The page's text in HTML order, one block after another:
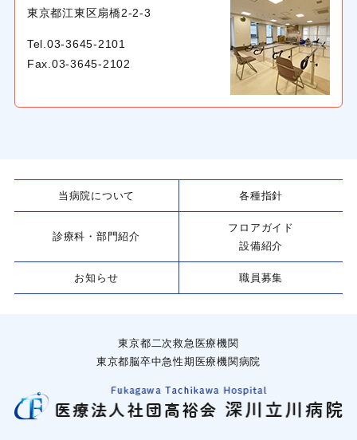
東京都江東区扇橋2-2-3
Tel. 03-3645-2101
Fax.03-3645-2102
当病院について 各種指針
診療科・部門紹介
フロアガイド
設備紹介
お知らせ 職員募集
東京都二次救急医療機関
東京都脳卒中急性期医療機関病院